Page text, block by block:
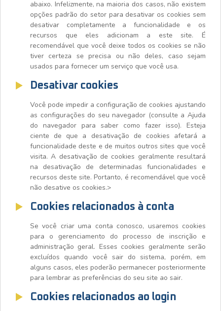
abaixo. Infelizmente, na maioria dos casos, não existem
opções padrão do setor para desativar os cookies sem
desativar completamente a funcionalidade e os
recursos que eles adicionam a este site. É
recomendável que você deixe todos os cookies se não
tiver certeza se precisa ou não deles, caso sejam
usados para fornecer um serviço que você usa.
Desativar cookies
Você pode impedir a configuração de cookies ajustando
as configurações do seu navegador (consulte a Ajuda
do navegador para saber como fazer isso). Esteja
ciente de que a desativação de cookies afetará a
funcionalidade deste e de muitos outros sites que você
visita. A desativação de cookies geralmente resultará
na desativação de determinadas funcionalidades e
recursos deste site. Portanto, é recomendável que você
não desative os cookies.>
Cookies relacionados à conta
Se você criar uma conta conosco, usaremos cookies
para o gerenciamento do processo de inscrição e
administração geral. Esses cookies geralmente serão
excluídos quando você sair do sistema, porém, em
alguns casos, eles poderão permanecer posteriormente
para lembrar as preferências do seu site ao sair.
Cookies relacionados ao login